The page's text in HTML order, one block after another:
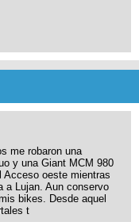
me robaron una
y una Giant MCM 980
Acceso oeste mientras
a Lujan. Aun conservo
bikes. Desde aquel
t